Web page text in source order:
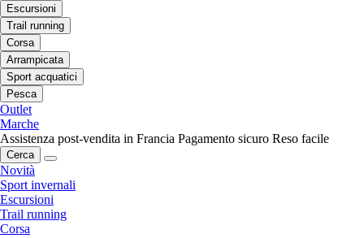
Escursioni
Trail running
Corsa
Arrampicata
Sport acquatici
Pesca
Outlet
Marche
Assistenza post-vendita in Francia Pagamento sicuro Reso facile
Cerca
Novità
Sport invernali
Escursioni
Trail running
Corsa